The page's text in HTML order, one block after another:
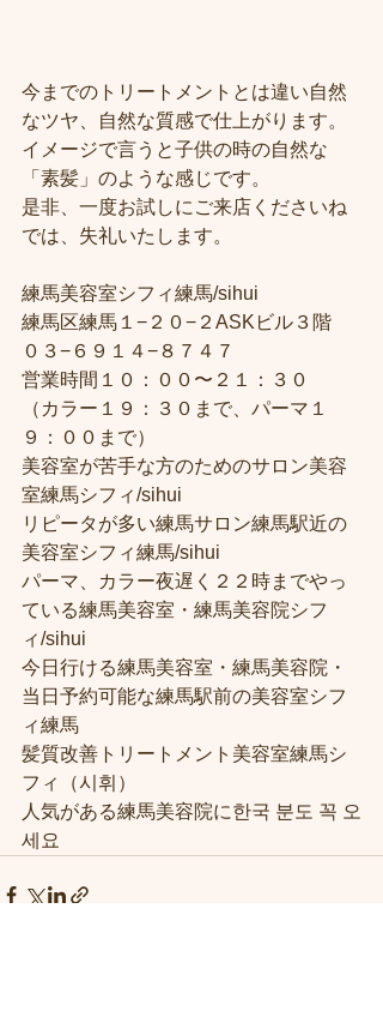
今までのトリートメントとは違い自然
なツヤ、自然な質感で仕上がります。
イメージで言うと子供の時の自然な
「素髪」のような感じです。
是非、一度お試しにご来店くださいね
では、失礼いたします。
練馬美容室シフィ練馬/sihui
練馬区練馬１−２０−２ASKビル３階
０３−６９１４−８７４７
営業時間１０：００〜２１：３０
（カラー１９：３０まで、パーマ１
９：００まで）
美容室が苦手な方のためのサロン美容
室練馬シフィ/sihui
リピータが多い練馬サロン練馬駅近の
美容室シフィ練馬/sihui
パーマ、カラー夜遅く２２時までやっ
ている練馬美容室・練馬美容院シフ
ィ/sihui
今日行ける練馬美容室・練馬美容院・
当日予約可能な練馬駅前の美容室シフ
ィ練馬
髪質改善トリートメント美容室練馬シ
フィ（시휘）
人気がある練馬美容院に한국 분도 꼭 오
세요